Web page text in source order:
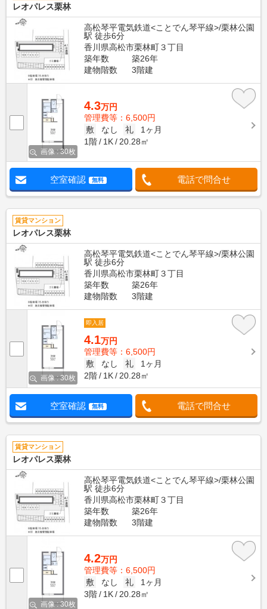
レオパレス栗林
高松琴平電気鉄道<ことでん琴平線>/栗林公園
駅 徒歩6分
香川県高松市栗林町３丁目
築年数
築26年
建物階数
3階建
画像 : 30枚
4.3万円
管理費等：6,500円
敷
なし 礼
1ヶ月
1階
1K 20.28㎡
空室確認 無料 電話で問合せ
賃貸マンション
レオパレス栗林
高松琴平電気鉄道<ことでん琴平線>/栗林公園
駅 徒歩6分
香川県高松市栗林町３丁目
築年数
築26年
建物階数
3階建
画像 : 30枚
即入居
4.1万円
管理費等：6,500円
敷
なし 礼
1ヶ月
2階
1K 20.28㎡
空室確認 無料 電話で問合せ
賃貸マンション
レオパレス栗林
高松琴平電気鉄道<ことでん琴平線>/栗林公園
駅 徒歩6分
香川県高松市栗林町３丁目
築年数
築26年
建物階数
3階建
画像 : 30枚
4.2万円
管理費等：6,500円
敷
なし 礼
1ヶ月
3階
1K 20.28㎡